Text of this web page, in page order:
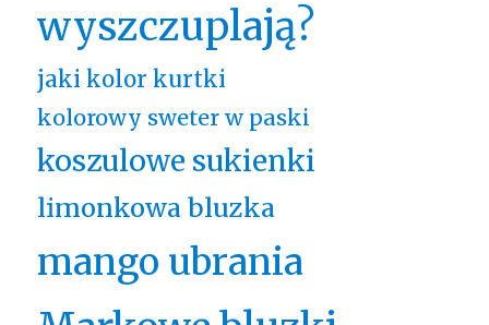
wyszczuplają?
jaki kolor kurtki
kolorowy sweter w paski
koszulowe sukienki
limonkowa bluzka
mango ubrania